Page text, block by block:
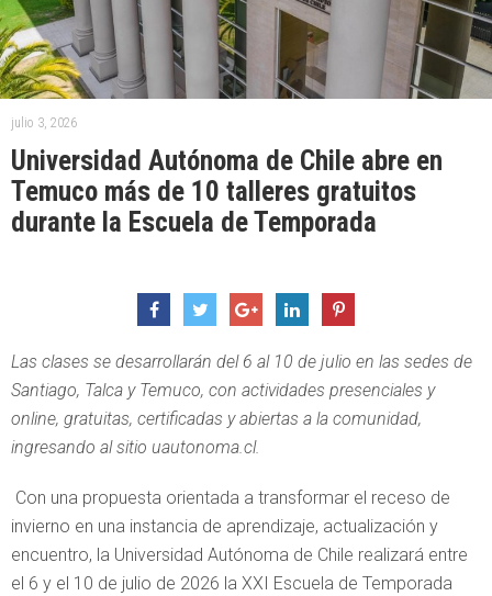
julio 3, 2026
Universidad Autónoma de Chile abre en
Temuco más de 10 talleres gratuitos
durante la Escuela de Temporada
Las clases se desarrollarán del 6 al 10 de julio en las sedes de
Santiago, Talca y Temuco, con actividades presenciales y
online, gratuitas, certificadas y abiertas a la comunidad,
ingresando al sitio uautonoma.cl.
Con una propuesta orientada a transformar el receso de
invierno en una instancia de aprendizaje, actualización y
encuentro, la Universidad Autónoma de Chile realizará entre
el 6 y el 10 de julio de 2026 la XXI Escuela de Temporada